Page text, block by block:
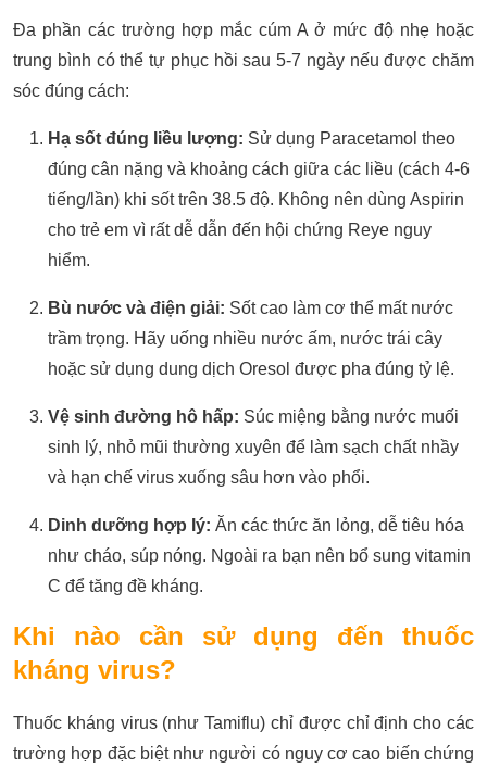
Đa phần các trường hợp mắc cúm A ở mức độ nhẹ hoặc
trung bình có thể tự phục hồi sau 5-7 ngày nếu được chăm
sóc đúng cách:
Hạ sốt đúng liều lượng: Sử dụng Paracetamol theo
đúng cân nặng và khoảng cách giữa các liều (cách 4-6
tiếng/lần) khi sốt trên 38.5 độ. Không nên dùng Aspirin
cho trẻ em vì rất dễ dẫn đến hội chứng Reye nguy
hiểm.
Bù nước và điện giải: Sốt cao làm cơ thể mất nước
trầm trọng. Hãy uống nhiều nước ấm, nước trái cây
hoặc sử dụng dung dịch Oresol được pha đúng tỷ lệ.
Vệ sinh đường hô hấp: Súc miệng bằng nước muối
sinh lý, nhỏ mũi thường xuyên để làm sạch chất nhầy
và hạn chế virus xuống sâu hơn vào phổi.
Dinh dưỡng hợp lý: Ăn các thức ăn lỏng, dễ tiêu hóa
như cháo, súp nóng. Ngoài ra bạn nên bổ sung vitamin
C để tăng đề kháng.
Khi nào cần sử dụng đến thuốc
kháng virus?
Thuốc kháng virus (như Tamiflu) chỉ được chỉ định cho các
trường hợp đặc biệt như người có nguy cơ cao biến chứng